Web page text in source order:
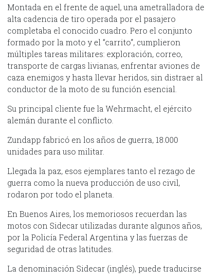
Montada en el frente de aquel, una ametralladora de
alta cadencia de tiro operada por el pasajero
completaba el conocido cuadro. Pero el conjunto
formado por la moto y el “carrito”, cumplieron
múltiples tareas militares: exploración, correo,
transporte de cargas livianas, enfrentar aviones de
caza enemigos y hasta llevar heridos, sin distraer al
conductor de la moto de su función esencial.
Su principal cliente fue la Wehrmacht, el ejército
alemán durante el conflicto.
Zundapp fabricó en los años de guerra, 18.000
unidades para uso militar.
Llegada la paz, esos ejemplares tanto el rezago de
guerra como la nueva producción de uso civil,
rodaron por todo el planeta.
En Buenos Aires, los memoriosos recuerdan las
motos con Sidecar utilizadas durante algunos años,
por la Policía Federal Argentina y las fuerzas de
seguridad de otras latitudes.
La denominación Sidecar (inglés), puede traducirse